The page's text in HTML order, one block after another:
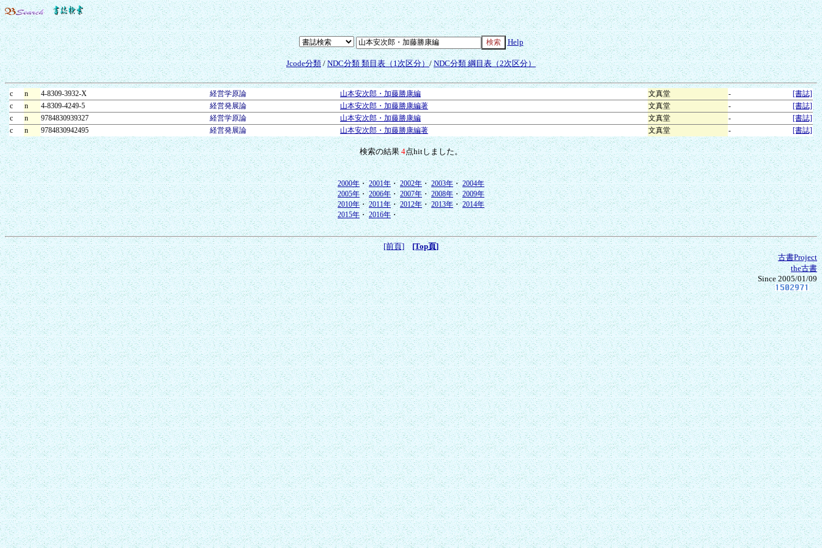
Help
Jcode分類/NDC分類 類目表（1次区分）/NDC分類 綱目表（2次区分）
c n 4-8309-3932-X 経営学原論 山本安次郎・加藤勝康編 文真堂 -
[書誌]
c
n 4-8309-4249-5 経営発展論 山本安次郎・加藤勝康編著 文真堂 -
[書誌]
c
n 9784830939327 経営学原論 山本安次郎・加藤勝康編 文真堂 -
[書誌]
c
n 9784830942495 経営発展論 山本安次郎・加藤勝康編著 文真堂 - [書誌]
検索の結果4点hitしました。
2000年・ 2001年・ 2002年・2003年・2004年
2005年・2006年・2007年・2008年・2009年
2010年・2011年・2012年・2013年・2014年
2015年・2016年・
[前頁]
[Top頁]
古書Project
the古書
Since 2005/01/09